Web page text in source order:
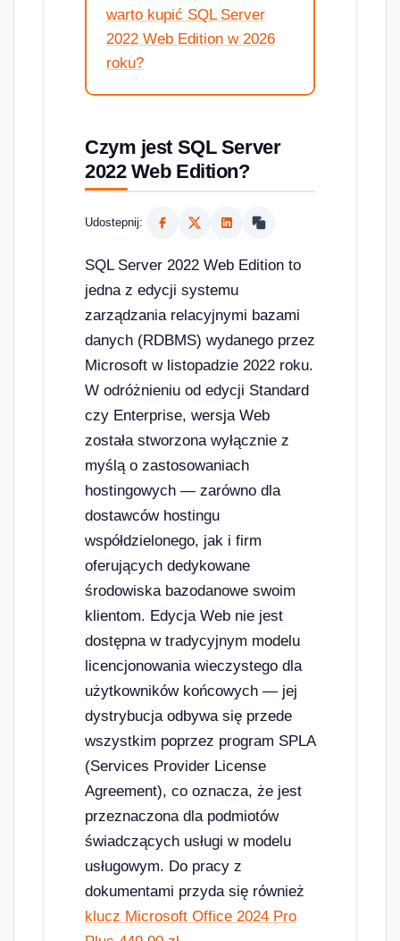
warto kupić SQL Server
2022 Web Edition w 2026
roku?
Czym jest SQL Server
2022 Web Edition?
Udostepnij:
SQL Server 2022 Web Edition to
jedna z edycji systemu
zarządzania relacyjnymi bazami
danych (RDBMS) wydanego przez
Microsoft w listopadzie 2022 roku.
W odróżnieniu od edycji Standard
czy Enterprise, wersja Web
została stworzona wyłącznie z
myślą o zastosowaniach
hostingowych — zarówno dla
dostawców hostingu
współdzielonego, jak i firm
oferujących dedykowane
środowiska bazodanowe swoim
klientom. Edycja Web nie jest
dostępna w tradycyjnym modelu
licencjonowania wieczystego dla
użytkowników końcowych — jej
dystrybucja odbywa się przede
wszystkim poprzez program SPLA
(Services Provider License
Agreement), co oznacza, że jest
przeznaczona dla podmiotów
świadczących usługi w modelu
usługowym. Do pracy z
dokumentami przyda się również
klucz Microsoft Office 2024 Pro